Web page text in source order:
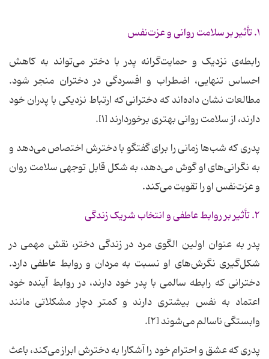
۱. تأثیر بر سلامت روانی و عزت‌نفس
رابطه‌ی نزدیک و حمایت‌گرانه‌ پدر با دختر می‌تواند به کاهش
احساس تنهایی، اضطراب و افسردگی در دختران منجر شود.
مطالعات نشان داده‌اند که دخترانی که ارتباط نزدیکی با پدران خود
دارند، از سلامت روانی بهتری برخوردارند [۱].
پدری که شب‌ها زمانی را برای گفتگو با دخترش اختصاص می‌دهد و
به نگرانی‌های او گوش می‌دهد، به شکل قابل توجهی سلامت روان
و عزت‌نفس او را تقویت می‌کند.
۲. تأثیر بر روابط عاطفی و انتخاب شریک زندگی
پدر به عنوان اولین الگوی مرد در زندگی دختر، نقش مهمی در
شکل‌گیری نگرش‌های او نسبت به مردان و روابط عاطفی دارد.
دخترانی که رابطه سالمی با پدر خود دارند، در روابط آینده خود
اعتماد به نفس بیشتری دارند و کمتر دچار مشکلاتی مانند
وابستگی ناسالم می‌شوند [۲].
پدری که عشق و احترام خود را آشکارا به دخترش ابراز می‌کند، باعث